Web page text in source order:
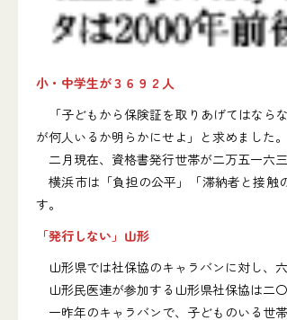
小・中学生が３６９２人
「子どもから保険証を取りあげてはなら
が何人いるか明らかにせよ」と求めました。
二月現在、資格書発行世帯が二万五一六
横浜市は「負担の公平」「滞納者と接触
す。
「発行しない」山形
山形県では社保協のキャラバンに対し、
山形民医連が参加する山形県社保協は二
一昨年のキャラバンで、子どものいる世